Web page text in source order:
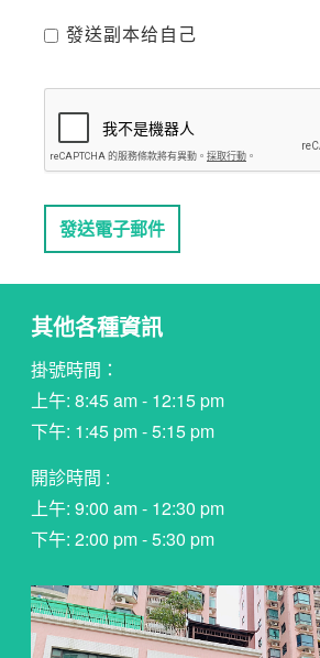
發送副本给自己
發送電子郵件
其他各種資訊
掛號時間：
上午: 8:45 am - 12:15 pm
下午: 1:45 pm - 5:15 pm
開診時間 :
上午: 9:00 am - 12:30 pm
下午: 2:00 pm - 5:30 pm